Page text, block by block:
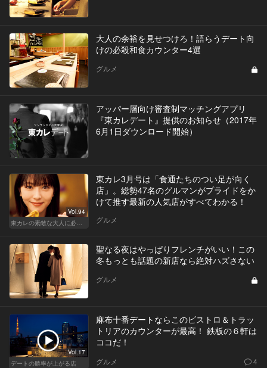
大人の余裕を見せつけろ！語らうデート向
けの必殺和食カウンター4選
グルメ
アッパー層向け審査制マッチングアプリ
『東カレデート』提供のお知らせ（2017年
6月1日ダウンロード開始）
Vol.94
東カレ3月号は「食通たちのつい足が向く
店」。総勢47名のグルマンがプライドをか
けて推す最新の人気店がすべてわかる！
グルメ
聖なる夜はやっぱりフレンチがいい！この
冬もっとも話題の新店なら絶対ハズさない
グルメ
Vol.17
デートの勝率が上がる店
麻布十番デートならこのビストロ＆トラッ
トリアのカウンターが最高！ 鉄板の６軒は
ココだ！
グルメ 4